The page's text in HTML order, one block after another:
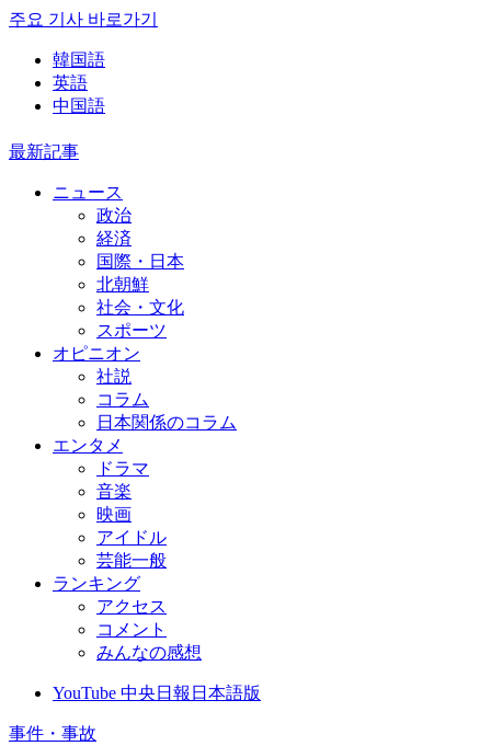
주요 기사 바로가기
韓国語
英語
中国語
最新記事
ニュース
政治
経済
国際・日本
北朝鮮
社会・文化
スポーツ
オピニオン
社説
コラム
日本関係のコラム
エンタメ
ドラマ
音楽
映画
アイドル
芸能一般
ランキング
アクセス
コメント
みんなの感想
YouTube 中央日報日本語版
事件・事故